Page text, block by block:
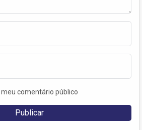
comentário público